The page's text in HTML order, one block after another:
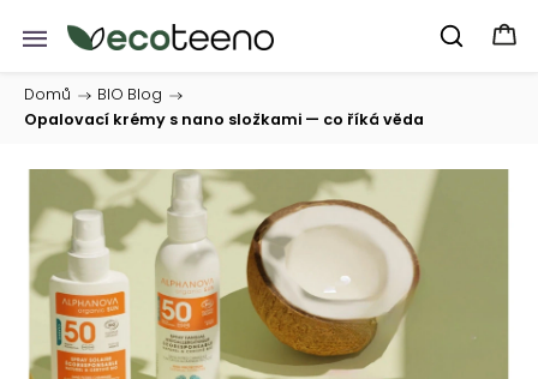
Domů / BIO Blog /
Opalovací krémy s nano složkami — co říká věda